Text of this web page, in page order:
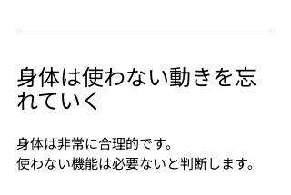
身体は使わない動きを忘
れていく
身体は非常に合理的です。
使わない機能は必要ないと判断します。